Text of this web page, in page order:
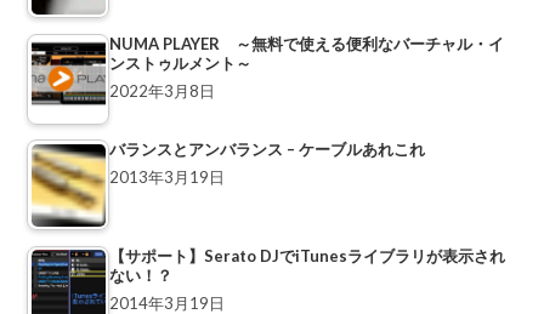
NUMA PLAYER ～無料で使える便利なバーチャル・イ
ンストゥルメント～
2022年3月8日
バランスとアンバランス – ケーブルあれこれ
2013年3月19日
【サポート】Serato DJでiTunesライブラリが表示され
ない！？
2014年3月19日